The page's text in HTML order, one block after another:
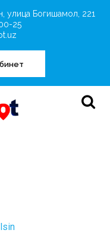
улица Богишамол, 221
25